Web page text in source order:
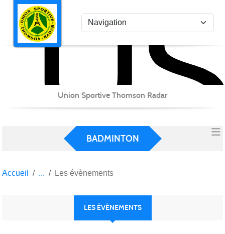
Union Sportive Thomson Radar
BADMINTON
Accueil Les évènements
LES ÉVÈNEMENTS
Panneau de gestion des cookies